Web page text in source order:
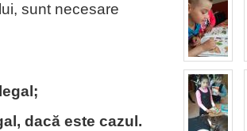
sunt necesare
dacă este cazul.